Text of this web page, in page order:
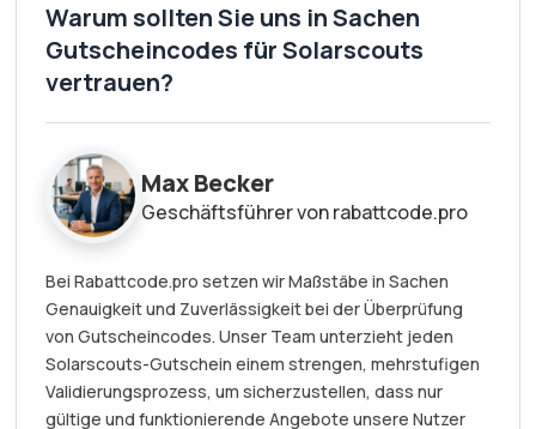
Warum sollten Sie uns in Sachen
Gutscheincodes für Solarscouts
vertrauen?
Max Becker
Geschäftsführer von rabattcode.pro
Bei Rabattcode.pro setzen wir Maßstäbe in Sachen
Genauigkeit und Zuverlässigkeit bei der Überprüfung
von Gutscheincodes. Unser Team unterzieht jeden
Solarscouts-Gutschein einem strengen, mehrstufigen
Validierungsprozess, um sicherzustellen, dass nur
gültige und funktionierende Angebote unsere Nutzer